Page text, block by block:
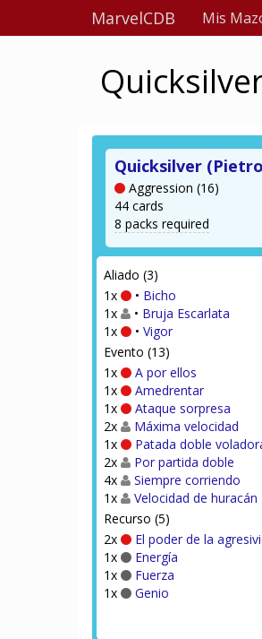
MarvelCDB Mis
Quicksilver
Aggression (16)
44 cards
8 packs required
Aliado (3)
1x
• Bicho
1x
• Bruja Escarlata
1x
• Vigor
Evento (13)
1x
A por ellos
1x
Amedrentar
1x
Ataque sorpresa
2x
Máxima velocidad
1x
Patada doble
2x
Por partida doble
4x
Siempre corriendo
1x
Velocidad de huracán
Recurso (5)
2x
El poder de la
1x
Energía
1x
Fuerza
1x
Genio